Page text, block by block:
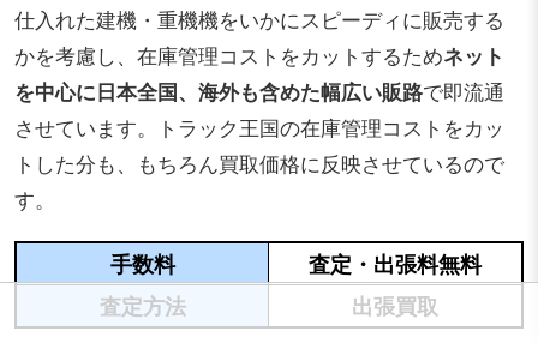
仕入れた建機・重機機をいかにスピーディに販売する
かを考慮し、在庫管理コストをカットするためネット
を中心に日本全国、海外も含めた幅広い販路で即流通
させています。トラック王国の在庫管理コストをカッ
トした分も、もちろん買取価格に反映させているので
す。
手数料
査定・出張料無料
査定方法
出張買取